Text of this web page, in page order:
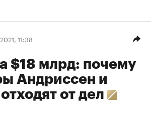
11:38
$18 млрд: почему
Андриссен и
от дел